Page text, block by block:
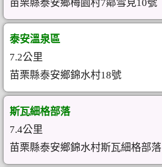
苗栗縣泰安鄉梅園村7鄰雪見10號
泰安溫泉區
7.2公里
苗栗縣泰安鄉錦水村18號
斯瓦細格部落
7.4公里
苗栗縣泰安鄉錦水村斯瓦細格部落